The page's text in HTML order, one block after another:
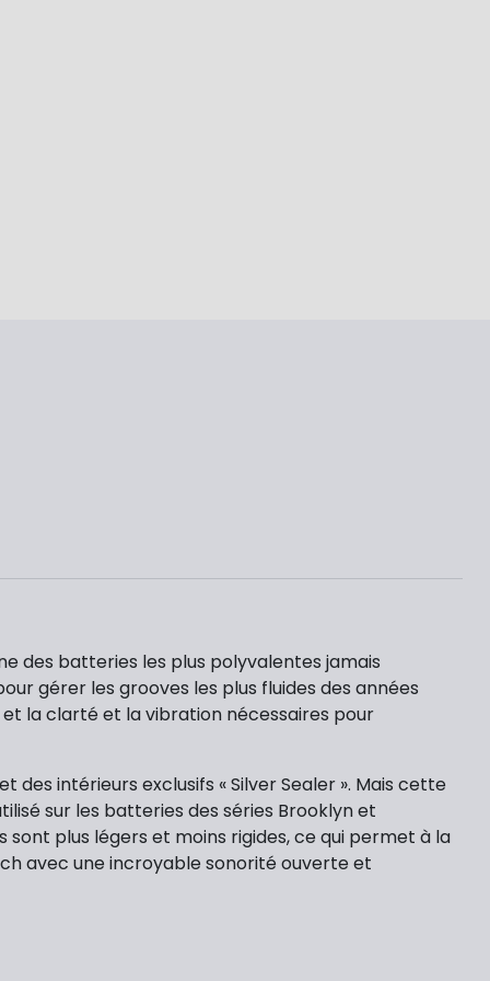
des batteries les plus polyvalentes jamais
gérer les grooves les plus fluides des années
la clarté et la vibration nécessaires pour
intérieurs exclusifs « Silver Sealer ». Mais cette
sur les batteries des séries Brooklyn et
plus légers et moins rigides, ce qui permet à la
avec une incroyable sonorité ouverte et